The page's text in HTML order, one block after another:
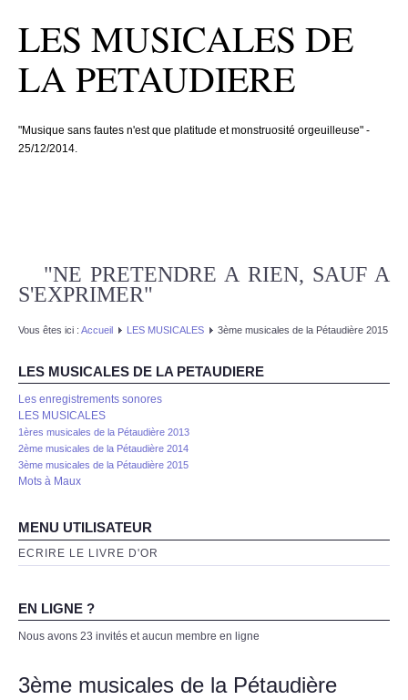
LES MUSICALES DE
LA PETAUDIERE
"Musique sans fautes n'est que platitude et monstruosité orgeuilleuse" -
25/12/2014.
"NE PRETENDRE A RIEN, SAUF A
S'EXPRIMER"
Vous êtes ici : Accueil LES MUSICALES 3ème musicales de la Pétaudière 2015
LES MUSICALES DE LA PETAUDIERE
Les enregistrements sonores
LES MUSICALES
1ères musicales de la Pétaudière 2013
2ème musicales de la Pétaudière 2014
3ème musicales de la Pétaudière 2015
Mots à Maux
MENU UTILISATEUR
ECRIRE LE LIVRE D'OR
EN LIGNE ?
Nous avons 23 invités et aucun membre en ligne
3ème musicales de la Pétaudière